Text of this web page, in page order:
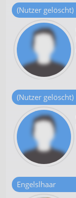
(Nutzer gelöscht)
(Nutzer gelöscht)
Engelslhaar